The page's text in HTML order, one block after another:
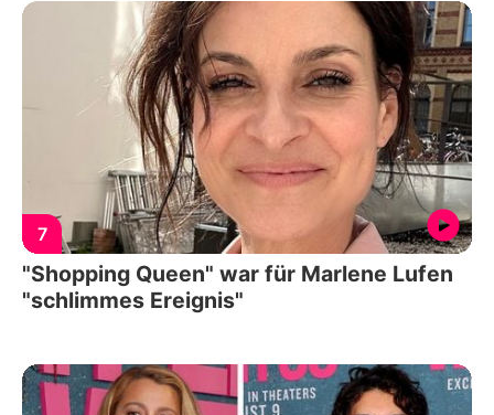
7
"Shopping Queen" war für Marlene Lufen
"schlimmes Ereignis"